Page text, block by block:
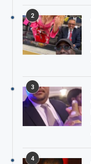
2
3
4